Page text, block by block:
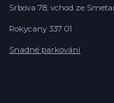
Srbova 78, vchod ze
Rokycany 337 01
Snadné parkování